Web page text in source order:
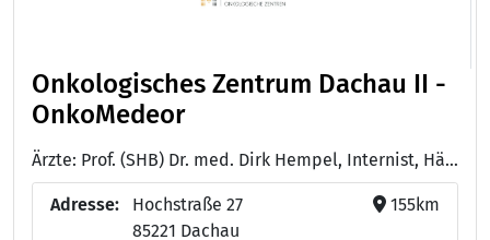
Onkologisches Zentrum Dachau II -
OnkoMedeor
Ärzte: Prof. (SHB) Dr. med. Dirk Hempel, Internist, Hämatologe, Onkologe, Palliativmediziner - Dr. med. Ewa Rückel, Fachärztin für Innere Medizin, Hämatologie und Onkologie - Dr. med. Kristina Schenck, Fachärztin für Innere Medizin, Hämatologie und Onkologie
Adresse:
Hochstraße 27
85221 Dachau
155km